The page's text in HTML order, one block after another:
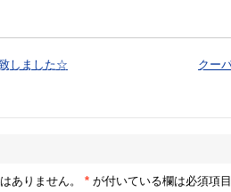
しました☆ クー
ありません。 * が付いている欄は必須項